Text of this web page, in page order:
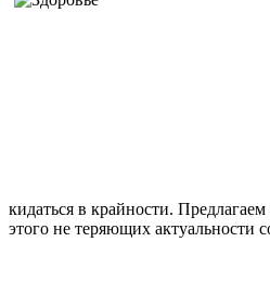
кидаться в крайности.
этого не теряющих актуальности